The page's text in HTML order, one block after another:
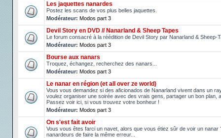
Les jaquettes nanardes
Postez les scans de vos plus belles jaquettes.
Modérateur: Modos part 3
Devil Story en DVD // Nanarland & Sheep Tapes
Le forum consacré à la réédition de Devil Story par Nanarland & Sheep-
Modérateur: Modos part 3
Bourse aux nanars
Troquez, échangez, recherchez des nanars...
Modérateur: Modos part 3
Le nanar en région (et all over ze world)
Vous vous demandez si des aficionados de Nanarland vivent dans un
voulez organiser une soirée avec des vrais gens, partager un bon plan,
Passez voir ici, si vous trouvez votre bonheur !
Modérateur: Modos part 3
On s'est fait avoir
Vous vous êtes farci un navet, alors que vous étiez sûr de voir un
nanardeurs de faire la même erreur...